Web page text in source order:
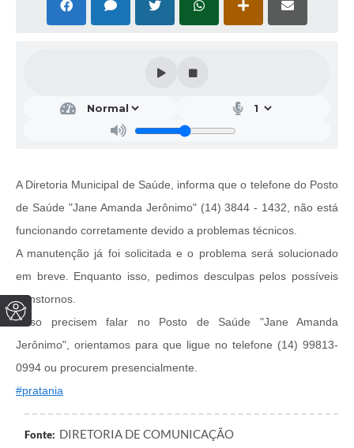
A Diretoria Municipal de Saúde, informa que o telefone do Posto
de Saúde "Jane Amanda Jerônimo" (14) 3844 - 1432, não está
funcionando corretamente devido a problemas técnicos.
A manutenção já foi solicitada e o problema será solucionado
em breve. Enquanto isso, pedimos desculpas pelos possíveis
transtornos.
Caso precisem falar no Posto de Saúde "Jane Amanda
Jerônimo", orientamos para que ligue no telefone (14) 99813-
0994 ou procurem presencialmente.
#pratania
Fonte: DIRETORIA DE COMUNICAÇÃO